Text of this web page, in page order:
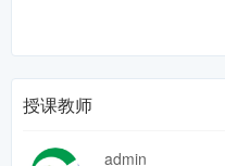
授课教师
admin